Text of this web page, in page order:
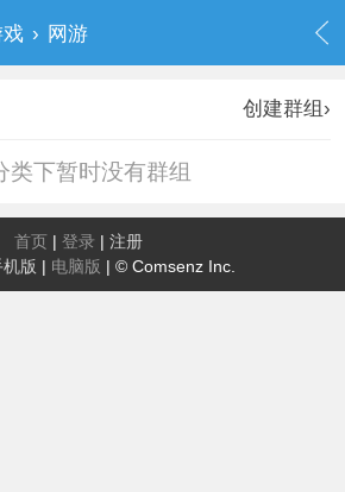
› 网游
创建群组›
类下暂时没有群组
首页 | 登录 | 注册
机版 | 电脑版 | © Comsenz Inc.